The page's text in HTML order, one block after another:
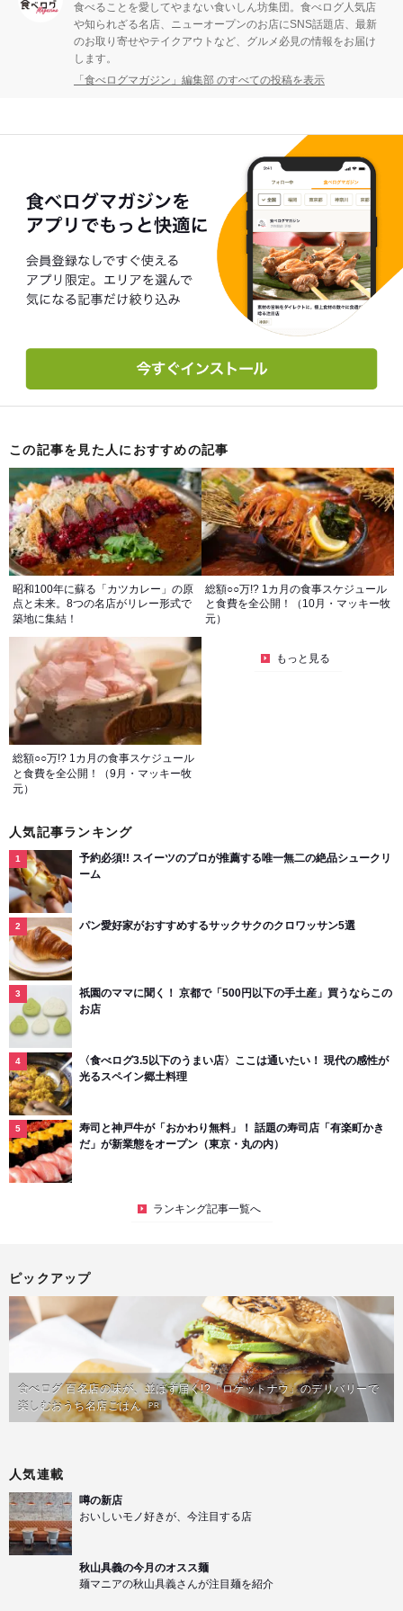
食べることを愛してやまない食いしん坊集団。食べログ人気店
や知られざる名店、ニューオープンのお店にSNS話題店、最新
のお取り寄せやテイクアウトなど、グルメ必見の情報をお届け
します。
「食べログマガジン」編集部 のすべての投稿を表示
この記事を見た人におすすめの記事
昭和100年に蘇る「カツカレー」の原
点と未来。8つの名店がリレー形式で
築地に集結！
総額○○万!? 1カ月の食事スケジュール
と食費を全公開！（10月・マッキー牧
元）
総額○○万!? 1カ月の食事スケジュール
と食費を全公開！（9月・マッキー牧
元）
もっと見る
人気記事ランキング
予約必須!! スイーツのプロが推薦する唯一無二の絶品シュークリ
ーム
パン愛好家がおすすめするサックサクのクロワッサン5選
祇園のママに聞く！ 京都で「500円以下の手土産」買うならこの
お店
〈食べログ3.5以下のうまい店〉ここは通いたい！ 現代の感性が
光るスペイン郷土料理
寿司と神戸牛が「おかわり無料」！ 話題の寿司店「有楽町かき
だ」が新業態をオープン（東京・丸の内）
ランキング記事一覧へ
ピックアップ
食べログ 百名店の味が、並ばず届く!?「ロケットナウ」のデリバリーで
楽しむおうち名店ごはん PR
人気連載
噂の新店
おいしいモノ好きが、今注目する店
秋山具義の今月のオスス麺
麺マニアの秋山具義さんが注目麺を紹介